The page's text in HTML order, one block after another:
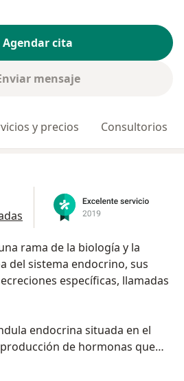
Agendar cita
mensaje
y precios Consultorios
rama de la biología y la
del sistema endocrino, sus
específicas, llamadas
endocrina situada en el
de hormonas que
basal. La causa más frecuente